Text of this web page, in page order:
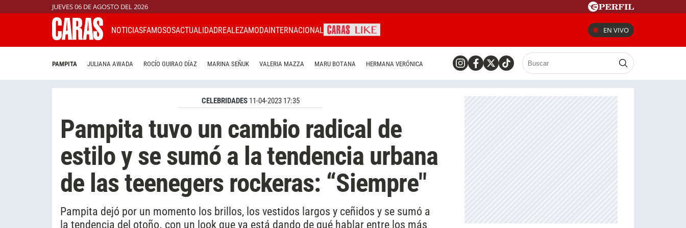
JUEVES 06 DE AGOSTO DEL 2026
NOTICIASFAMOSOSACTUALIDADREALEZAMODAINTERNACIONAL EN VIVO
PAMPITA JULIANA AWADA ROCÍO GUIRAO DÍAZ MARINA SEÑUK VALERIA MAZZA MARU BOTANA HERMANA VERÓNICA
CELEBRIDADES 11-04-2023 17:35
Pampita tuvo un cambio radical de
estilo y se sumó a la tendencia urbana
de las teenegers rockeras: “Siempre"
Pampita dejó por un momento los brillos, los vestidos largos y ceñidos y se sumó a
la tendencia del otoño. con un look que ya está dando de qué hablar entre los más